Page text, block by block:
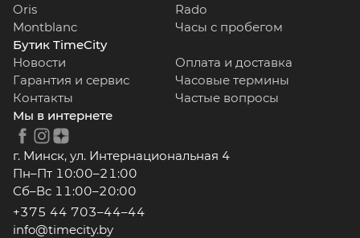
Oris
Rado
Montblanc
Часы с пробегом
Бутик TimeCity
Новости
Оплата и доставка
Гарантия и сервис
Часовые термины
Контакты
Частые вопросы
Мы в интернете
г. Минск, ул. Интернациональная 4
Пн–Пт 10:00–21:00
Сб–Вс 11:00–20:00
+375 44 703–44–44
info@timecity.by